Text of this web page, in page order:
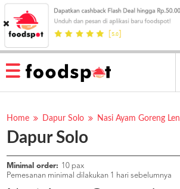
HOME
MENU
RESTAURANT
PESAN
OUR
COMPANY
KATA
MEREKA
Home Dapur Solo Nasi Ayam Goreng
Dapur Solo
Minimal order: 10 pax
Pemesanan minimal dilakukan 1 hari sebelumnya